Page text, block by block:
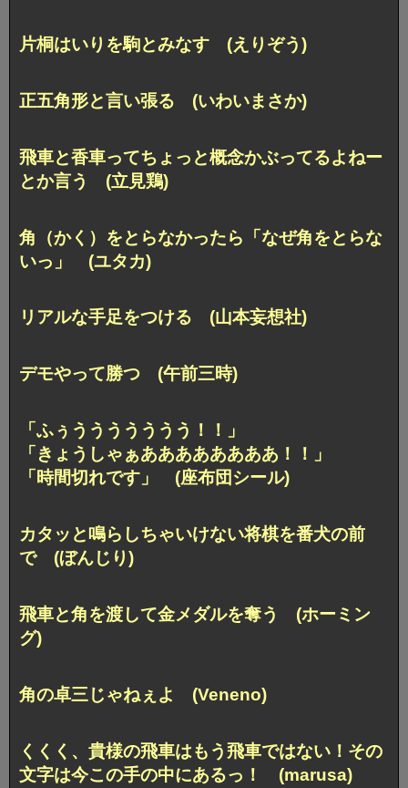
片桐はいりを駒とみなす (えりぞう)
正五角形と言い張る (いわいまさか)
飛車と香車ってちょっと概念かぶってるよねー
とか言う (立見鶏)
角（かく）をとらなかったら「なぜ角をとらな
いっ」 (ユタカ)
リアルな手足をつける (山本妄想社)
デモやって勝つ (午前三時)
「ふぅううううううう！！」
「きょうしゃぁああああああああ！！」
「時間切れです」 (座布団シール)
カタッと鳴らしちゃいけない将棋を番犬の前
で (ぼんじり)
飛車と角を渡して金メダルを奪う (ホーミン
グ)
角の卓三じゃねぇよ (Veneno)
くくく、貴様の飛車はもう飛車ではない！ その
文字は今この手の中にあるっ！ (marusa)